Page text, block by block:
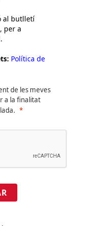
al butlletí
per a
Política de
de les meves
a la finalitat